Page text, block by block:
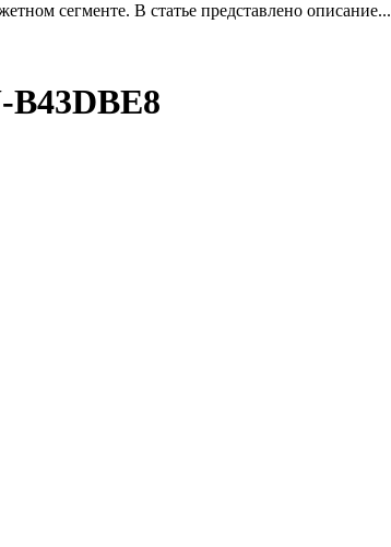
сегменте. В статье представлено описание...
B43DBE8